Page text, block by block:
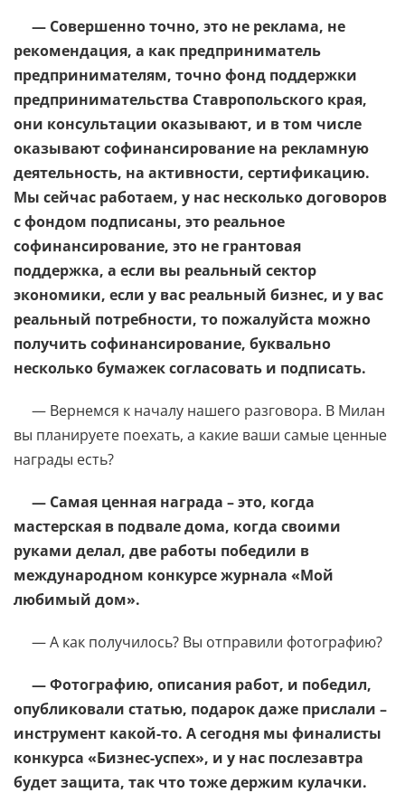
— Совершенно точно, это не реклама, не
рекомендация, а как предприниматель
предпринимателям, точно фонд поддержки
предпринимательства Ставропольского края,
они консультации оказывают, и в том числе
оказывают софинансирование на рекламную
деятельность, на активности, сертификацию.
Мы сейчас работаем, у нас несколько договоров
с фондом подписаны, это реальное
софинансирование, это не грантовая
поддержка, а если вы реальный сектор
экономики, если у вас реальный бизнес, и у вас
реальный потребности, то пожалуйста можно
получить софинансирование, буквально
несколько бумажек согласовать и подписать.
— Вернемся к началу нашего разговора. В Милан
вы планируете поехать, а какие ваши самые ценные
награды есть?
— Самая ценная награда – это, когда
мастерская в подвале дома, когда своими
руками делал, две работы победили в
международном конкурсе журнала «Мой
любимый дом».
— А как получилось? Вы отправили фотографию?
— Фотографию, описания работ, и победил,
опубликовали статью, подарок даже прислали –
инструмент какой-то. А сегодня мы финалисты
конкурса «Бизнес-успех», и у нас послезавтра
будет защита, так что тоже держим кулачки.